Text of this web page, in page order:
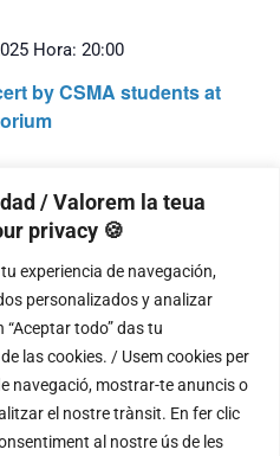
/ Valorem la teua
privacy 🍪
experiencia de navegación,
personalizados y analizar
todo” das tu
las cookies. / Usem cookies per
navegació, mostrar-te anuncis o
el nostre trànsit. En fer clic
al nostre ús de les
by CSMA students at
Hora: 20:00
Hoy Eventos
siguiente(s)
al calendario